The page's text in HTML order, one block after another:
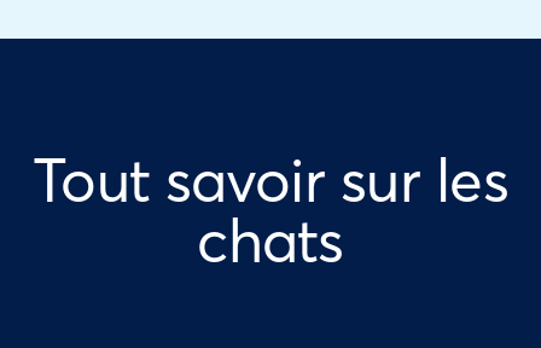
Tout savoir sur les
chats